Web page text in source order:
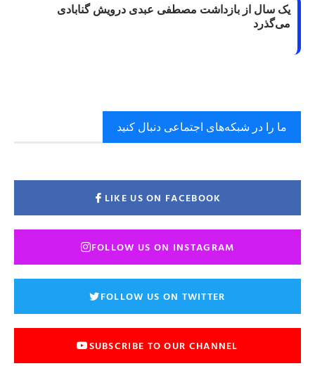
یک سال از بازداشت مصطفی عبدی درویش گنابادی
می‌گذرد
ما را در شبکه‌های اجتماعی دنبال کنید
LIKE US ON FACEBOOK
FOLLOW US ON INSTAGRAM
FOLLOW US ON TWITTER
SUBSCRIBE TO OUR CHANNEL